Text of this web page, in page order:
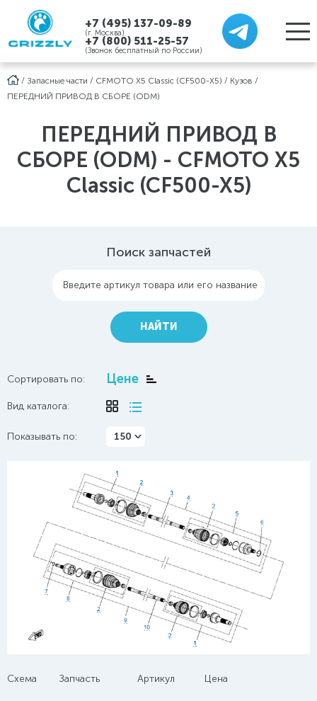
+7 (495) 137-09-89
(г. Москва)
+7 (800) 511-25-57
(Звонок бесплатный по России)
/ Запасные части / CFMOTO X5 Classic (CF500-X5) / Кузов /
ПЕРЕДНИЙ ПРИВОД В СБОРЕ (ODM)
ПЕРЕДНИЙ ПРИВОД В
СБОРЕ (ODM) - CFMOTO X5
Classic (CF500-X5)
Поиск запчастей
Введите артикул товара или его название
НАЙТИ
Сортировать по: Цене
Вид каталога:
Показывать по: 150
Схема Запчасть Артикул Цена